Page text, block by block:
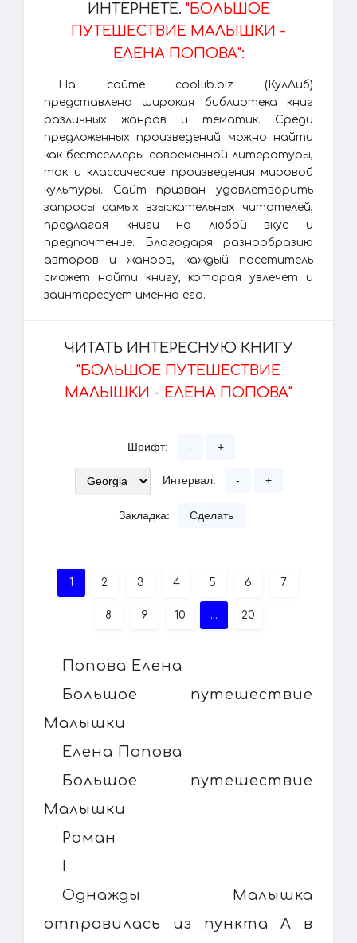
ИНТЕРНЕТЕ. "БОЛЬШОЕ
ПУТЕШЕСТВИЕ МАЛЫШКИ -
ЕЛЕНА ПОПОВА":
На сайте coollib.biz (КулЛиб)
представлена широкая библиотека книг
различных жанров и тематик. Среди
предложенных произведений можно найти
как бестселлеры современной литературы,
так и классические произведения мировой
культуры. Сайт призван удовлетворить
запросы самых взыскательных читателей,
предлагая книги на любой вкус и
предпочтение. Благодаря разнообразию
авторов и жанров, каждый посетитель
сможет найти книгу, которая увлечет и
заинтересует именно его.
ЧИТАТЬ ИНТЕРЕСНУЮ КНИГУ
"БОЛЬШОЕ ПУТЕШЕСТВИЕ
МАЛЫШКИ - ЕЛЕНА ПОПОВА"
Шрифт: - +
Интервал: - +
Закладка: Сделать
1 2 3 4 5 6 7
8 9 10 ... 20
Попова Елена
Большое путешествие
Малышки
Елена Попова
Большое путешествие
Малышки
Роман
I
Однажды Малышка
отправилась из пункта А в